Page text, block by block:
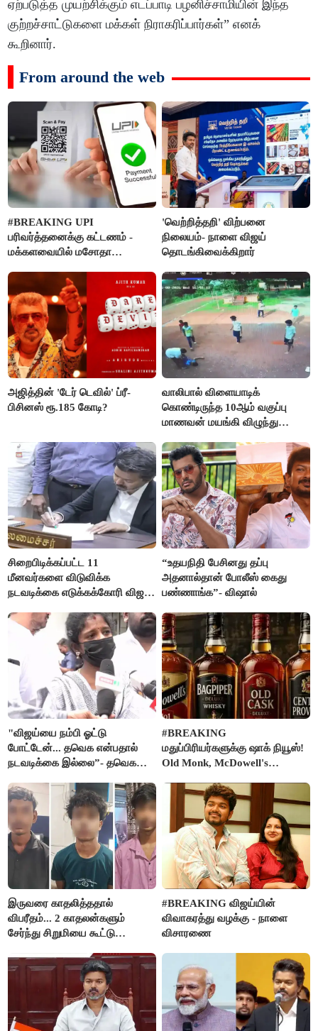
ஏற்படுத்த முயற்சிக்கும் எடப்பாடி பழனிச்சாமியின் இந்த
குற்றச்சாட்டுகளை மக்கள் நிராகரிப்பார்கள்” எனக்
கூறினார்.
From around the web
#BREAKING UPI
பரிவர்த்தனைக்கு கட்டணம் -
மக்களவையில் மசோதா
'வெற்றித்தறி' விற்பனை
நிலையம்- நாளை விஜய்
தொடங்கிவைக்கிறார்
அஜித்தின் 'டேர் டெவில்' ப்ரீ-
பிசினஸ் ரூ.185 கோடி?
வாலிபால் விளையாடிக்
கொண்டிருந்த 10ஆம் வகுப்பு
மாணவன் மயங்கி விழுந்து
சிறைபிடிக்கப்பட்ட 11
மீனவர்களை விடுவிக்க
நடவடிக்கை எடுக்கக்கோரி விஜய்
“உதயநிதி பேசினது தப்பு
அதனால்தான் போலீஸ் கைது
பண்ணாங்க”- விஷால்
"விஜய்யை நம்பி ஓட்டு
போட்டேன்... தவெக என்பதால்
நடவடிக்கை இல்லை”- தவெக
கதறல்
#BREAKING
மதுப்பிரியர்களுக்கு ஷாக் நியூஸ்!
Old Monk, McDowell's
FSSAI தடை
இருவரை காதலித்ததால்
விபரீதம்... 2 காதலன்களும்
சேர்ந்து சிறுமியை கூட்டு
செய்த கொடூரம்
#BREAKING விஜய்யின்
விவாகரத்து வழக்கு - நாளை
விசாரணை